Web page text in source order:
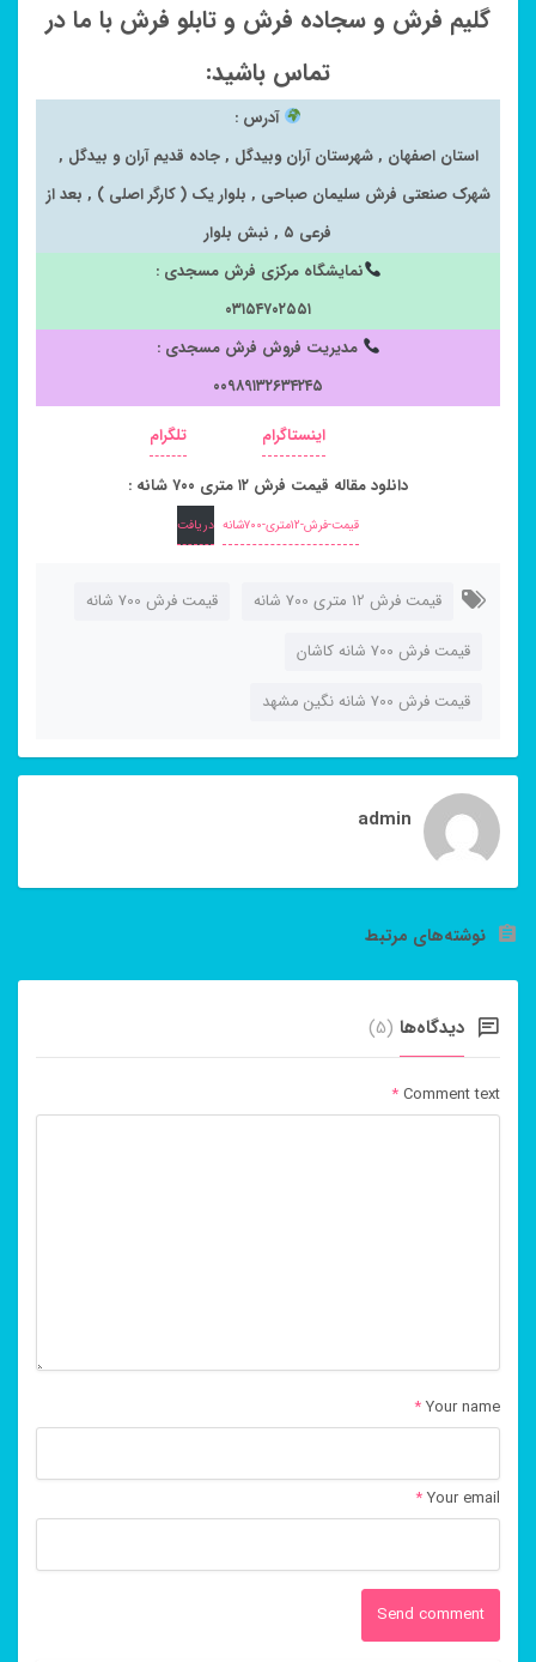
گلیم فرش و سجاده فرش و تابلو فرش با ما در
تماس باشید:
آدرس :
استان اصفهان , شهرستان آران وبیدگل , جاده قدیم آران و بیدگل ,
شهرک صنعتی فرش سلیمان صباحی , بلوار یک ( کارگر اصلی ) , بعد از
فرعی ۵ , نبش بلوار
نمایشگاه مرکزی فرش مسجدی :
۰۳۱۵۴۷۰۲۵۵۱
مدیریت فروش فرش مسجدی :
۰۰۹۸۹۱۳۲۶۳۴۲۴۵
اینستاگرام
تلگرام
دانلود مقاله قیمت فرش ۱۲ متری ۷۰۰ شانه :
قیمت-فرش-۱۲متری-۷۰۰شانه دریافت
قیمت فرش 12 متری 700 شانه
قیمت فرش 700 شانه
قیمت فرش 700 شانه کاشان
قیمت فرش 700 شانه نگین مشهد
admin
نوشته‌های مرتبط
دیدگاه‌ها (5)
Comment text
*
Your name
*
Your email
*